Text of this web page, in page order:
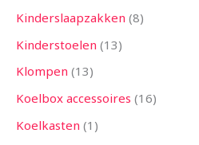
Kinderslaapzakken 8
Kinderstoelen 13
Klompen 13
Koelbox accessoires 16
Koelkasten 1